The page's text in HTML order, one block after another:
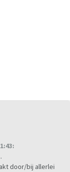
door/bij allerlei